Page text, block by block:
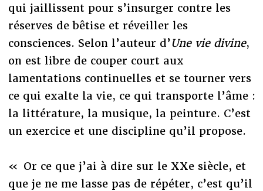
qui jaillissent pour s’insurger contre les
réserves de bêtise et réveiller les
consciences. Selon l’auteur d’Une vie divine,
on est libre de couper court aux
lamentations continuelles et se tourner vers
ce qui exalte la vie, ce qui transporte l’âme :
la littérature, la musique, la peinture. C’est
un exercice et une discipline qu’il propose.
« Or ce que j’ai à dire sur le XXe siècle, et
que je ne me lasse pas de répéter, c’est qu’il